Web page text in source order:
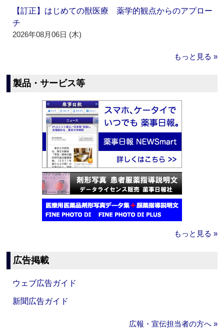
【訂正】はじめての獣医療 薬学的観点からのアプロー
チ
2026年08月06日 (木)
もっと見る »
製品・サービス等
もっと見る »
広告掲載
ウェブ広告ガイド
新聞広告ガイド
広報・宣伝担当者の方へ »